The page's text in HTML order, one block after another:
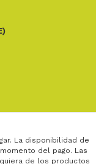
La disponibilidad de
del pago. Las
de los productos